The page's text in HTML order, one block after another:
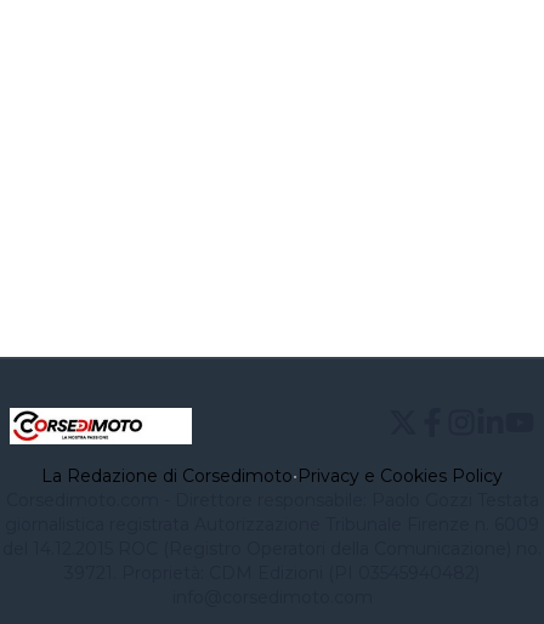
La Redazione di Corsedimoto•Privacy e Cookies Policy